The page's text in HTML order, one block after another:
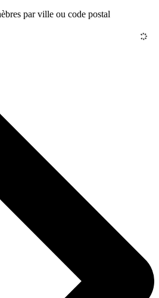
par ville ou code postal